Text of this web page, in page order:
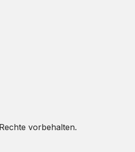
vorbehalten.